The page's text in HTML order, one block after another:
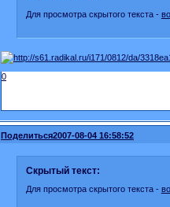
Для просмотра скрытого текста -
0
Поделиться2007-08-04 16:58:52
Скрытый текст:
Для просмотра скрытого текста -